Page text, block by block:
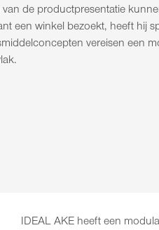
de productpresentatie
een winkel bezoekt, heeft hij
vereisen een
IDEAL AKE heeft een